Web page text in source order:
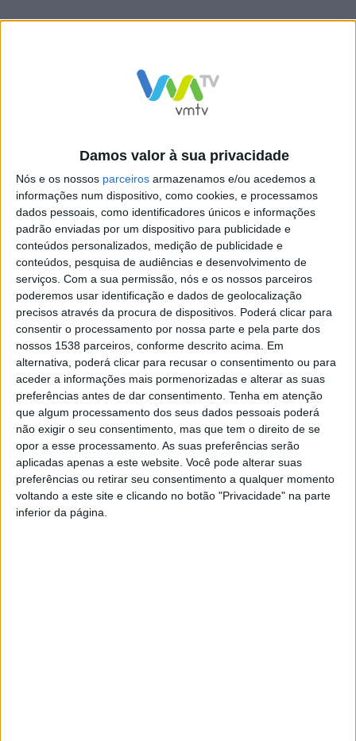
Damos valor à sua privacidade
Nós e os nossos parceiros armazenamos e/ou acedemos a
informações num dispositivo, como cookies, e processamos
dados pessoais, como identificadores únicos e informações
padrão enviadas por um dispositivo para publicidade e
conteúdos personalizados, medição de publicidade e
conteúdos, pesquisa de audiências e desenvolvimento de
serviços. Com a sua permissão, nós e os nossos parceiros
poderemos usar identificação e dados de geolocalização
precisos através da procura de dispositivos. Poderá clicar para
consentir o processamento por nossa parte e pela parte dos
nossos 1538 parceiros, conforme descrito acima. Em
alternativa, poderá clicar para recusar o consentimento ou para
aceder a informações mais pormenorizadas e alterar as suas
preferências antes de dar consentimento. Tenha em atenção
que algum processamento dos seus dados pessoais poderá
não exigir o seu consentimento, mas que tem o direito de se
opor a esse processamento. As suas preferências serão
aplicadas apenas a este website. Você pode alterar suas
preferências ou retirar seu consentimento a qualquer momento
voltando a este site e clicando no botão "Privacidade" na parte
inferior da página.
operações de desmontagem e reposição das normais
condições de circulação, previstas até às 23h59 do dia
Condicionamentos de trânsito
Rua 31 de Janeiro
Inversão temporária do sentido de circulação;
Medida destinada a garantir o acesso automóvel aos
moradores e utilizadores da Praça Mártires do
Fascismo;
Vigência: de 09 a 18 de maio.
Avenida 5 de Outubro
Interdição total de trânsito nos seguintes períodos:
14 de maio — das 19h00 às 23h59;
15 de maio — das 19h00 às 02h00 do dia 16;
16 de maio — das 12h00 às 02h00 do dia 17;